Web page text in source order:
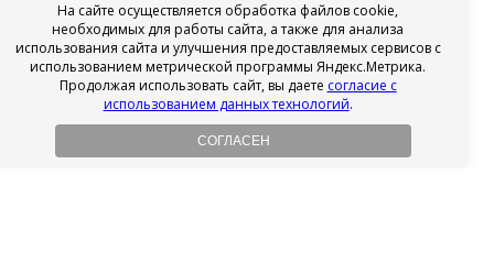
На сайте осуществляется обработка файлов cookie,
необходимых для работы сайта, а также для анализа
использования сайта и улучшения предоставляемых сервисов с
использованием метрической программы Яндекс.Метрика.
Продолжая использовать сайт, вы даете согласие с
использованием данных технологий.
СОГЛАСЕН